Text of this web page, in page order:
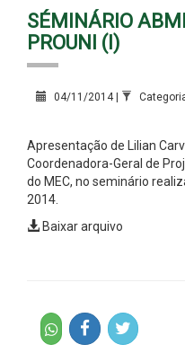
SÉMINÁRIO
PROUNI (I)
04/11/2014 |
Apresentação de Lilian
Coordenadora-Geral de
do MEC, no seminário
2014.
Baixar arquivo